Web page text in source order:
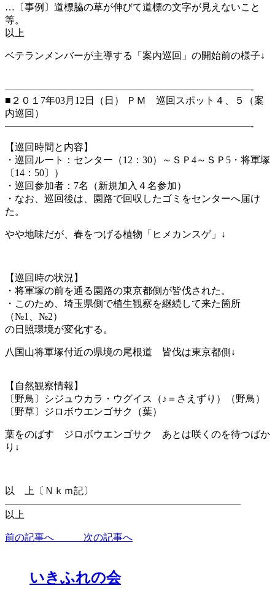
…〔事例〕道標脇の草が伸びて道標の文字が見えないこと
等。
以上
ベテランメンバーが主導する「案内巡回」の開始前の様子↓
—————————————————————————-
■２０１7年03月12日（日） ＰＭ 巡回スポット４、５（案
内巡回）
—————————————————————————-
【巡回時間と内容】
・巡回ルート：センター（12：30）～ＳＰ4～ＳＰ5・将軍塚
〔14：50〕）
・巡回参加者：7名（新規加入４名参加）
・なお、巡回後は、園路で回収したゴミをセンターへ届け
た。
やや地味だが、春をつげる植物「ヒメカンスゲ」↓
【巡回時の状況】
・将軍塚の前を通る園路の東京都側が皆伐された。
・このため、埼玉県側で植生観察を継続して来た箇所
（№1、№2）
の日照環境が変化する。
八国山将軍塚付近の県境の尾根道 皆伐は東京都側↓
【自然観察情報】
〔野鳥〕シジュウカラ・ウグイス（♪＝さえずり）（野鳥）
〔野草〕ジロボウエンゴサク（葉）
葉をのばす ジロボウエンゴサク あとは咲くのを待つばか
り↓
以 上〔Ｎｋｍ記〕
————————————————————————
以上
前の記事へ 次の記事へ
いきふれの会